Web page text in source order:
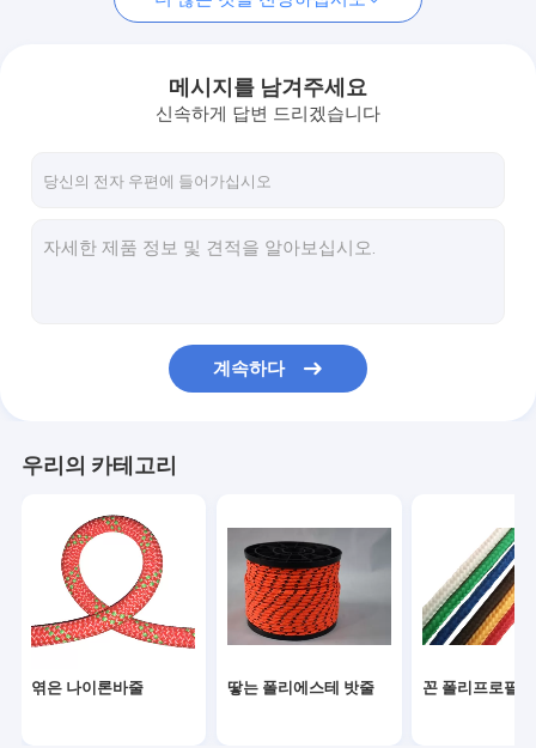
꼰 폴리프로필렌 로프
550 파라코드 로프
반사 텐트 로프
구명줄 안전 로프
메시지를 남겨주세요
신속하게 답변 드리겠습니다
계속하다
우리의 카테고리
엮은 나이론바줄 땋는 폴리에스테 밧줄 꼰 폴리프로필